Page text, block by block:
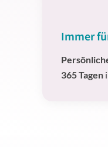
Immer
365 Tagen